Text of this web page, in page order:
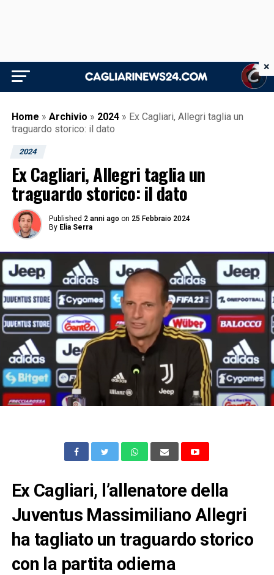
Home » Archivio » 2024 » Ex Cagliari, Allegri taglia un
traguardo storico: il dato
2024
Ex Cagliari, Allegri taglia un
traguardo storico: il dato
Published 2 anni ago on 25 Febbraio 2024
By Elia Serra
Ex Cagliari, l’allenatore della
Juventus Massimiliano Allegri
ha tagliato un traguardo storico
con la partita odierna
×